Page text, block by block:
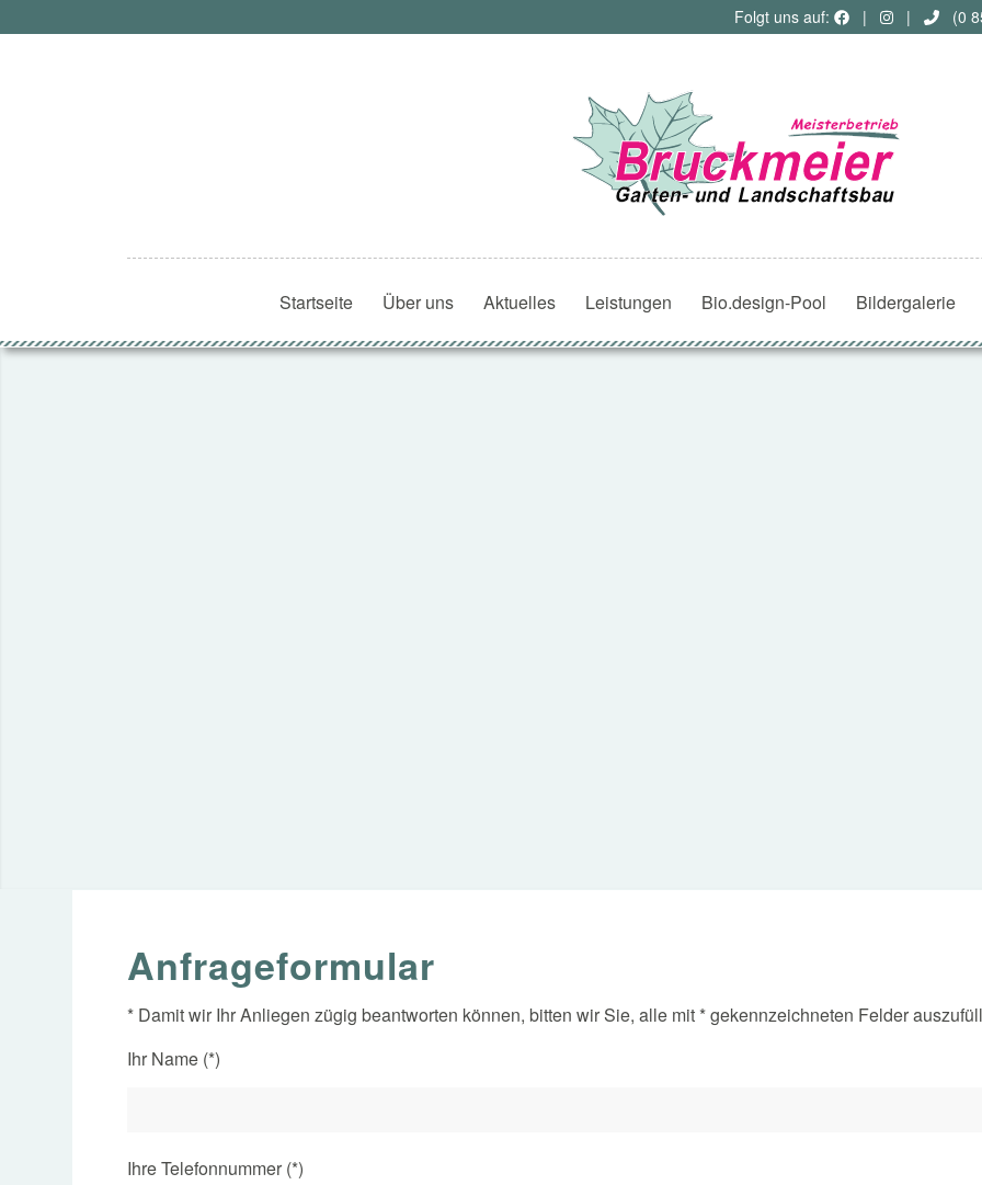
Folgt uns auf: | | (0
Startseite Über uns Aktuelles Leistungen Bio.design-Pool Bildergalerie
Anfrageformular
* Damit wir Ihr Anliegen zügig beantworten können, bitten wir Sie, alle mit * gekennzeichneten Felder
Ihr Name (*)
Ihre Telefonnummer (*)